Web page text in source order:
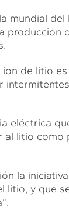
mundial
producción
de litio
eléctrica
al litio
la
litio, y que